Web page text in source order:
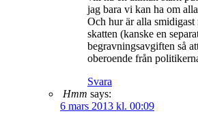
jag bara vi kan ha om
Och hur är alla
skatten (kanske en
begravningsavgiften så
oberoende från
Svara
Hmm says:
6 mars 2013 kl. 00:09